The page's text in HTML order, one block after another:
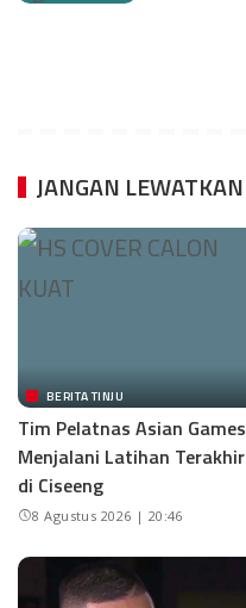
JANGAN LEWATKAN
BERITA TINJU
Tim Pelatnas Asian Games
Menjalani Latihan Terakhir
di Ciseeng
8 Agustus 2026 | 20:46